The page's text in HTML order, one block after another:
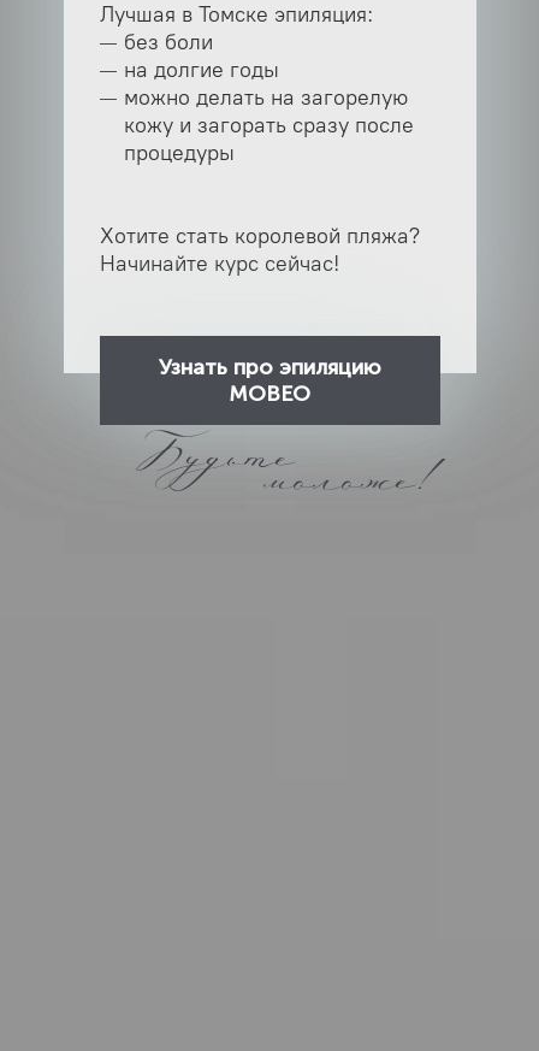
Лучшая в Томске эпиляция:
без боли
на долгие годы
можно делать на загорелую
кожу и загорать сразу после
процедуры
Хотите стать королевой пляжа?
Начинайте курс сейчас!
Узнать про эпиляцию
МОВЕО
Будьтемоложе!